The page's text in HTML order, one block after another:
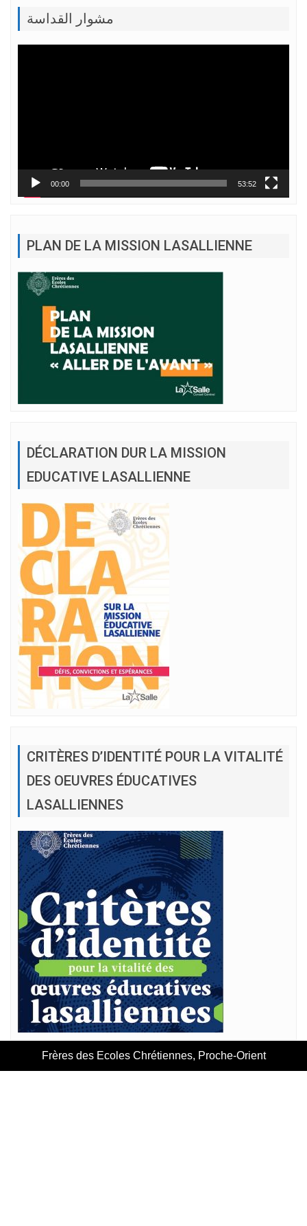
مشوار القداسة
00:00 53:52
PLAN DE LA MISSION LASALLIENNE
DÉCLARATION DUR LA MISSION
EDUCATIVE LASALLIENNE
CRITÈRES D’IDENTITÉ POUR LA VITALITÉ
DES OEUVRES ÉDUCATIVES
LASALLIENNES
Frères des Ecoles Chrétiennes, Proche-Orient